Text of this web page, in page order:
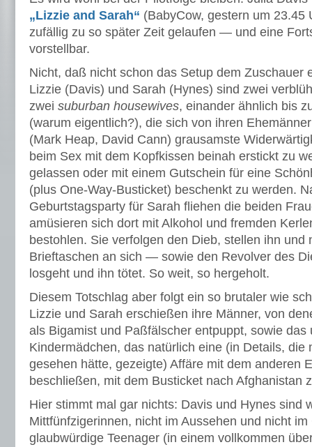
„Lizzie and Sarah“ (BabyCow, gestern um 23.45
zufällig zu so später Zeit gelaufen — und eine
vorstellbar.
Nicht, daß nicht schon das Setup dem Zuschauer
Lizzie (Davis) und Sarah (Hynes) sind zwei
zwei suburban housewives, einander ähnlich bis
(warum eigentlich?), die sich von ihren
(Mark Heap, David Cann) grausamste
beim Sex mit dem Kopfkissen beinah erstickt zu
gelassen oder mit einem Gutschein für eine
(plus One-Way-Busticket) beschenkt zu werden.
Geburtstagsparty für Sarah fliehen die beiden
amüsieren sich dort mit Alkohol und fremden
bestohlen. Sie verfolgen den Dieb, stellen ihn und
Brieftaschen an sich — sowie den Revolver des
losgeht und ihn tötet. So weit, so hergeholt.
Diesem Totschlag aber folgt ein so brutaler wie
Lizzie und Sarah erschießen ihre Männer, von
als Bigamist und Paßfälscher entpuppt, sowie das
Kindermädchen, das natürlich eine (in Details, die
gesehen hätte, gezeigte) Affäre mit dem anderen
beschließen, mit dem Busticket nach Afghanistan
Hier stimmt mal gar nichts: Davis und Hynes sind
Mittfünfzigerinnen, nicht im Aussehen und nicht
glaubwürdige Teenager (in einem vollkommen